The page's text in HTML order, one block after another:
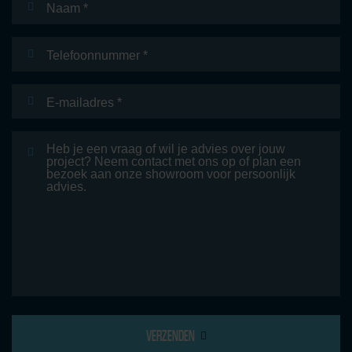
mailadres *
VERZENDEN